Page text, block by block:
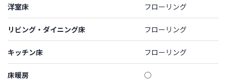
洋室床 フローリング
リビング・ダイニング床 フローリング
キッチン床 フローリング
床暖房 ◯